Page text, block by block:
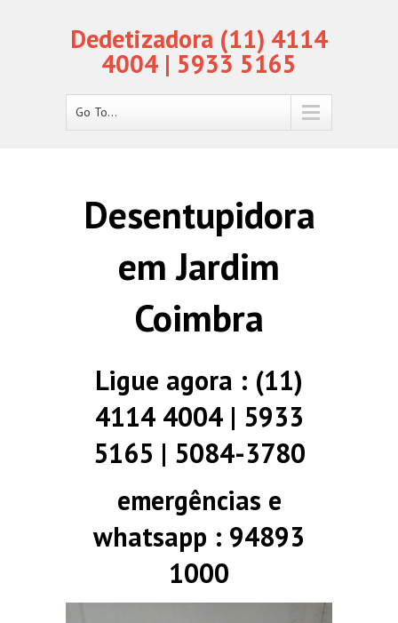
Dedetizadora (11) 4114
4004 | 5933 5165
Go To...
Desentupidora
em Jardim
Coimbra
Ligue agora : (11)
4114 4004 | 5933
5165 | 5084-3780
emergências e
whatsapp : 94893
1000